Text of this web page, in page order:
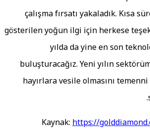
çalışma fırsatı yakaladık.
gösterilen yoğun ilgi için herkese
yılda da yine en son
buluşturacağız. Yeni yılın
hayırlara vesile olmasını
Kaynak:https://